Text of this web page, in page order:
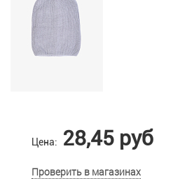
Цена: 28,45 руб
Проверить в магазинах